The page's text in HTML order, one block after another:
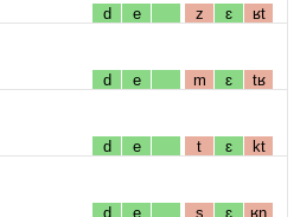
d e z ɛ ʁt
d e m ɛ tʁ
d e t ɛ kt
d e s ɛ ʁn